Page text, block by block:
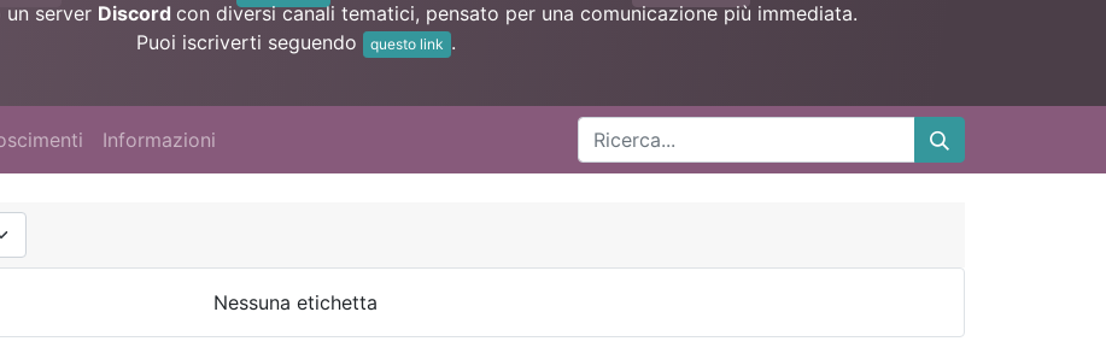
server Discord con diversi canali tematici, pensato per una comunicazione più immediata.
Puoi iscriverti seguendo
questo link .
Informazioni
Nessuna etichetta